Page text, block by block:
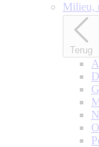
Milieu,
Terug